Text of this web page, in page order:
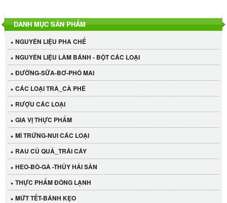
DANH MỤC SẢN PHẨM
NGUYÊN LIỆU PHA CHẾ
NGUYÊN LIỆU LÀM BÁNH - BỘT CÁC LOẠI
ĐƯỜNG-SỮA-BƠ-PHÔ MAI
CÁC LOẠI TRÀ_CÀ PHÊ
RƯỢU CÁC LOẠI
GIA VỊ THỰC PHẨM
MÌ TRỨNG-NUI CÁC LOẠI
RAU CỦ QUẢ_TRÁI CÂY
HEO-BÒ-GÀ -THỦY HẢI SẢN
THỰC PHẨM ĐÔNG LẠNH
MỨT TẾT-BÁNH KẸO